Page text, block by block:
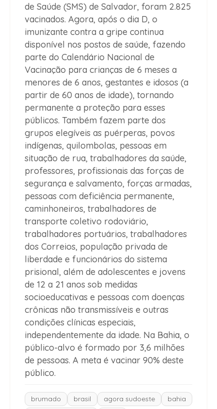
de Saúde (SMS) de Salvador, foram 2.825
vacinados. Agora, após o dia D, o
imunizante contra a gripe continua
disponível nos postos de saúde, fazendo
parte do Calendário Nacional de
Vacinação para crianças de 6 meses a
menores de 6 anos, gestantes e idosos (a
partir de 60 anos de idade), tornando
permanente a proteção para esses
públicos. Também fazem parte dos
grupos elegíveis as puérperas, povos
indígenas, quilombolas, pessoas em
situação de rua, trabalhadores da saúde,
professores, profissionais das forças de
segurança e salvamento, forças armadas,
pessoas com deficiência permanente,
caminhoneiros, trabalhadores de
transporte coletivo rodoviário,
trabalhadores portuários, trabalhadores
dos Correios, população privada de
liberdade e funcionários do sistema
prisional, além de adolescentes e jovens
de 12 a 21 anos sob medidas
socioeducativas e pessoas com doenças
crônicas não transmissíveis e outras
condições clínicas especiais,
independentemente da idade. Na Bahia, o
público-alvo é formado por 3,6 milhões
de pessoas. A meta é vacinar 90% deste
público.
brumado brasil agora sudoeste
bahia